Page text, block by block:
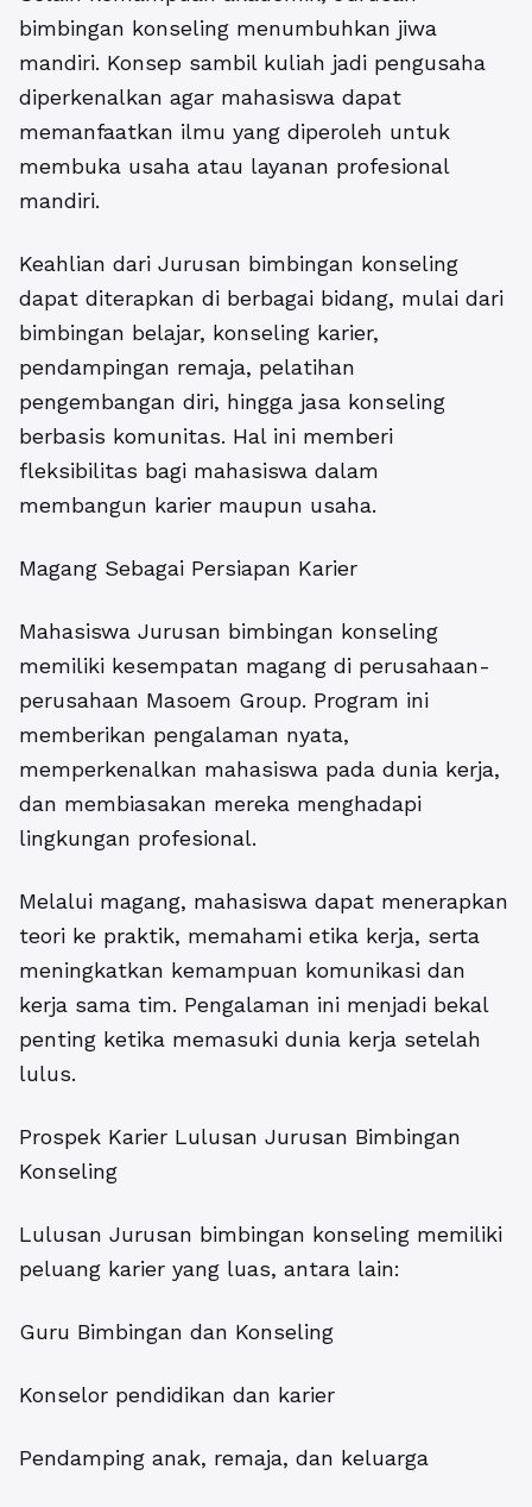
bimbingan konseling menumbuhkan jiwa
mandiri. Konsep sambil kuliah jadi pengusaha
diperkenalkan agar mahasiswa dapat
memanfaatkan ilmu yang diperoleh untuk
membuka usaha atau layanan profesional
mandiri.
Keahlian dari Jurusan bimbingan konseling
dapat diterapkan di berbagai bidang, mulai dari
bimbingan belajar, konseling karier,
pendampingan remaja, pelatihan
pengembangan diri, hingga jasa konseling
berbasis komunitas. Hal ini memberi
fleksibilitas bagi mahasiswa dalam
membangun karier maupun usaha.
Magang Sebagai Persiapan Karier
Mahasiswa Jurusan bimbingan konseling
memiliki kesempatan magang di perusahaan-
perusahaan Masoem Group. Program ini
memberikan pengalaman nyata,
memperkenalkan mahasiswa pada dunia kerja,
dan membiasakan mereka menghadapi
lingkungan profesional.
Melalui magang, mahasiswa dapat menerapkan
teori ke praktik, memahami etika kerja, serta
meningkatkan kemampuan komunikasi dan
kerja sama tim. Pengalaman ini menjadi bekal
penting ketika memasuki dunia kerja setelah
lulus.
Prospek Karier Lulusan Jurusan Bimbingan
Konseling
Lulusan Jurusan bimbingan konseling memiliki
peluang karier yang luas, antara lain:
Guru Bimbingan dan Konseling
Konselor pendidikan dan karier
Pendamping anak, remaja, dan keluarga